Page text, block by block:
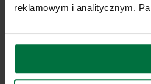
reklamowym i analitycznym.